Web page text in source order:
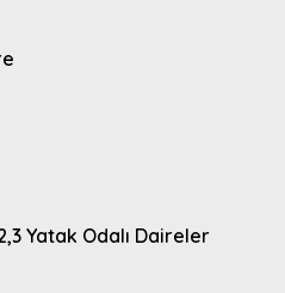
Yatak Odalı Daireler